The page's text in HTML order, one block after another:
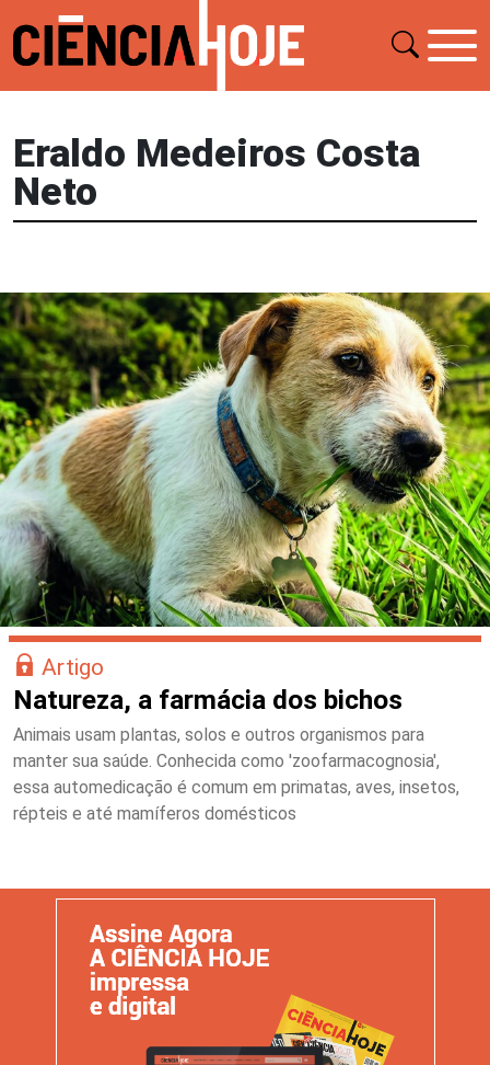
Eraldo Medeiros Costa
Neto
Artigo
Natureza, a farmácia dos bichos
Animais usam plantas, solos e outros organismos para
manter sua saúde. Conhecida como 'zoofarmacognosia',
essa automedicação é comum em primatas, aves, insetos,
répteis e até mamíferos domésticos